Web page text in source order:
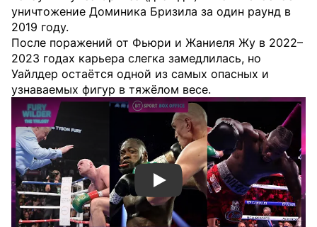
уничтожение Доминика Бризила за один раунд в
2019 году.
После поражений от Фьюри и Жаниеля Жу в 2022–
2023 годах карьера слегка замедлилась, но
Уайлдер остаётся одной из самых опасных и
узнаваемых фигур в тяжёлом весе.
Смотреть видео YouTube